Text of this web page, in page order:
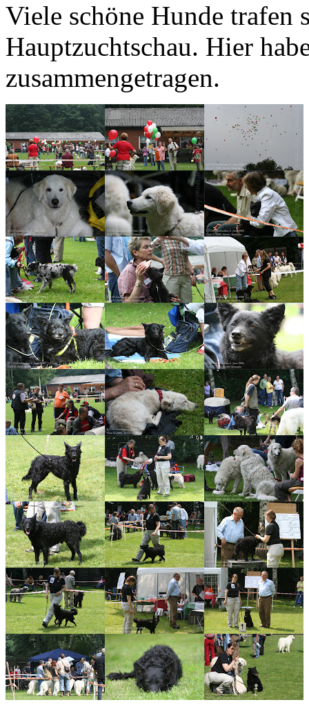
Viele schöne Hunde
Hauptzuchtschau. Hier
zusammengetragen.